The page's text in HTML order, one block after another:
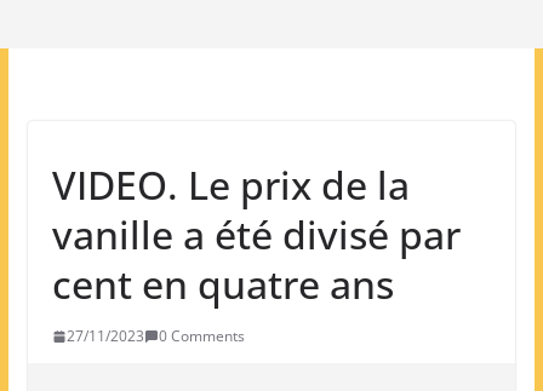
VIDEO. Le prix de la
vanille a été divisé par
cent en quatre ans
27/11/2023 0 Comments